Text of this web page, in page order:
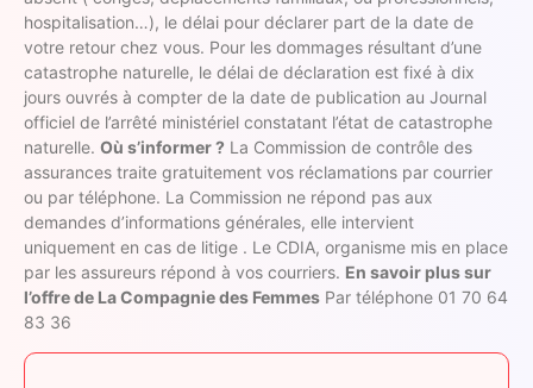
hospitalisation…), le délai pour déclarer part de la date de
votre retour chez vous. Pour les dommages résultant d’une
catastrophe naturelle, le délai de déclaration est fixé à dix
jours ouvrés à compter de la date de publication au Journal
officiel de l’arrêté ministériel constatant l’état de catastrophe
naturelle. Où s’informer ? La Commission de contrôle des
assurances traite gratuitement vos réclamations par courrier
ou par téléphone. La Commission ne répond pas aux
demandes d’informations générales, elle intervient
uniquement en cas de litige . Le CDIA, organisme mis en place
par les assureurs répond à vos courriers. En savoir plus sur
l’offre de La Compagnie des Femmes Par téléphone 01 70 64
83 36